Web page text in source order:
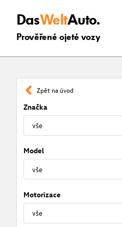
DasWeltAuto.
Prověřené ojeté vozy
Zpět na úvod
Značka
Model
Motorizace